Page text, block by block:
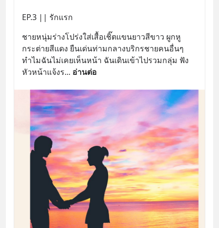
EP.3 || รักแรก
ชายหนุ่มร่างโปร่งใส่เสื้อเชิ๊ตแขนยาวสีขาว ผูกหู
กระต่ายสีแดง ยืนเด่นท่ามกลางบริกรชายคนอื่นๆ
ทำไมฉันไม่เคยเห็นหน้า ฉันเดินเข้าไปรวมกลุ่ม ฟัง
หัวหน้าแจ้งร... อ่านต่อ